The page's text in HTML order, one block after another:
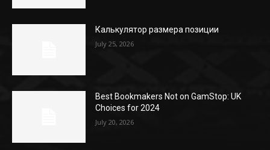
Калькулятор размера позиции
July 25, 2026
Best Bookmakers Not on GamStop: UK
Choices for 2024
July 20, 2026